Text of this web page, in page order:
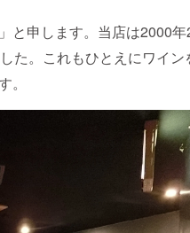
と申します。当店は2000
た。これもひとえにワイン